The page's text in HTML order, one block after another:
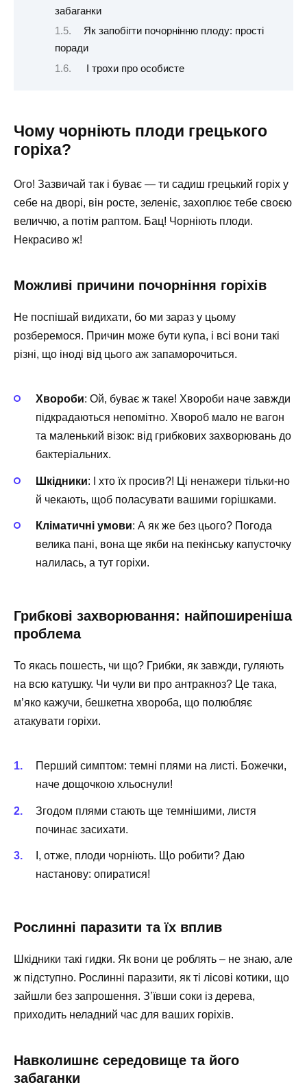
забаганки
Як запобігти почорнінню плоду: прості
поради
І трохи про особисте
Чому чорніють плоди грецького
горіха?
Ого! Зазвичай так і буває — ти садиш грецький горіх у
себе на дворі, він росте, зеленіє, захоплює тебе своєю
величчю, а потім раптом. Бац! Чорніють плоди.
Некрасиво ж!
Можливі причини почорніння горіхів
Не поспішай видихати, бо ми зараз у цьому
розберемося. Причин може бути купа, і всі вони такі
різні, що іноді від цього аж запаморочиться.
Хвороби: Ой, буває ж таке! Хвороби наче завжди
підкрадаються непомітно. Хвороб мало не вагон
та маленький візок: від грибкових захворювань до
бактеріальних.
Шкідники: І хто їх просив?! Ці ненажери тільки-но
й чекають, щоб поласувати вашими горішками.
Кліматичні умови: А як же без цього? Погода
велика пані, вона ще якби на пекінську капусточку
налилась, а тут горіхи.
Грибкові захворювання: найпоширеніша
проблема
То якась пошесть, чи що? Грибки, як завжди, гуляють
на всю катушку. Чи чули ви про антракноз? Це така,
м’яко кажучи, бешкетна хвороба, що полюбляє
атакувати горіхи.
Перший симптом: темні плями на листі. Божечки,
наче дощочкою хльоснули!
Згодом плями стають ще темнішими, листя
починає засихати.
І, отже, плоди чорніють. Що робити? Даю
настанову: опиратися!
Рослинні паразити та їх вплив
Шкідники такі гидки. Як вони це роблять – не знаю, але
ж підступно. Рослинні паразити, як ті лісові котики, що
зайшли без запрошення. З’ївши соки із дерева,
приходить неладний час для ваших горіхів.
Навколишнє середовище та його
забаганки